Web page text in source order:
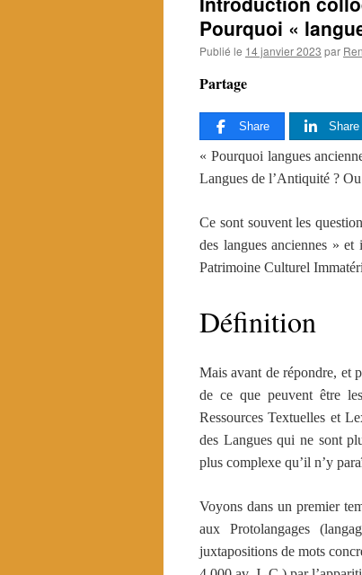
Pourquoi «
Publié le 14 janvier 2023 par
Partage
Share Share
« Pourquoi langues
Langues de l’Antiquité ?
Ce sont souvent les
des langues anciennes »
Patrimoine Culturel
Définition
Mais avant de répondre, et
de ce que peuvent être
Ressources Textuelles et
des Langues qui ne sont
plus complexe qu’il n’y
Voyons dans un premier
aux Protolangages
juxtapositions de mots